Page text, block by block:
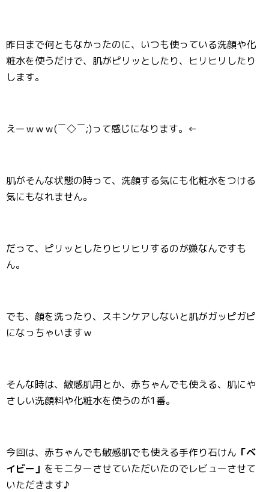
昨日まで何ともなかったのに、いつも使っている洗顔や化
粧水を使うだけで、肌がピリッとしたり、ヒリヒリしたり
します。
えーｗｗｗ(￣◇￣;)って感じになります。←
肌がそんな状態の時って、洗顔する気にも化粧水をつける
気にもなれません。
だって、ピリッとしたりヒリヒリするのが嫌なんですも
ん。
でも、顔を洗ったり、スキンケアしないと肌がガッピガピ
になっちゃいますｗ
そんな時は、敏感肌用とか、赤ちゃんでも使える、肌にや
さしい洗顔料や化粧水を使うのが1番。
今回は、赤ちゃんでも敏感肌でも使える手作り石けん 「ベ
イビー」 をモニターさせていただいたのでレビューさせて
いただきます♪